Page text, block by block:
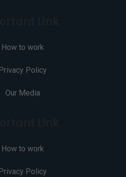
How to work
Privacy Policy
Our Media
How to work
Privacy Policy